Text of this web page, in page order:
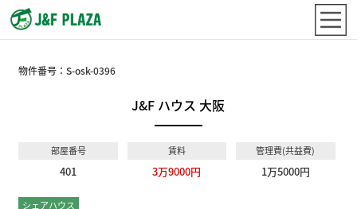
物件番号：S-osk-0396
J&F ハウス 大阪
部屋番号
401
賃料
3万9000円
管理費(共益費)
1万5000円
シェアハウス